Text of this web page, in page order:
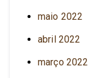
maio 2022
abril 2022
março 2022